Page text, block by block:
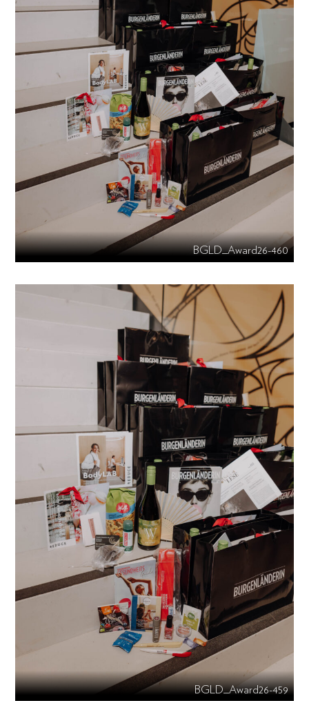
BGLD_Award26-460
BGLD_Award26-459